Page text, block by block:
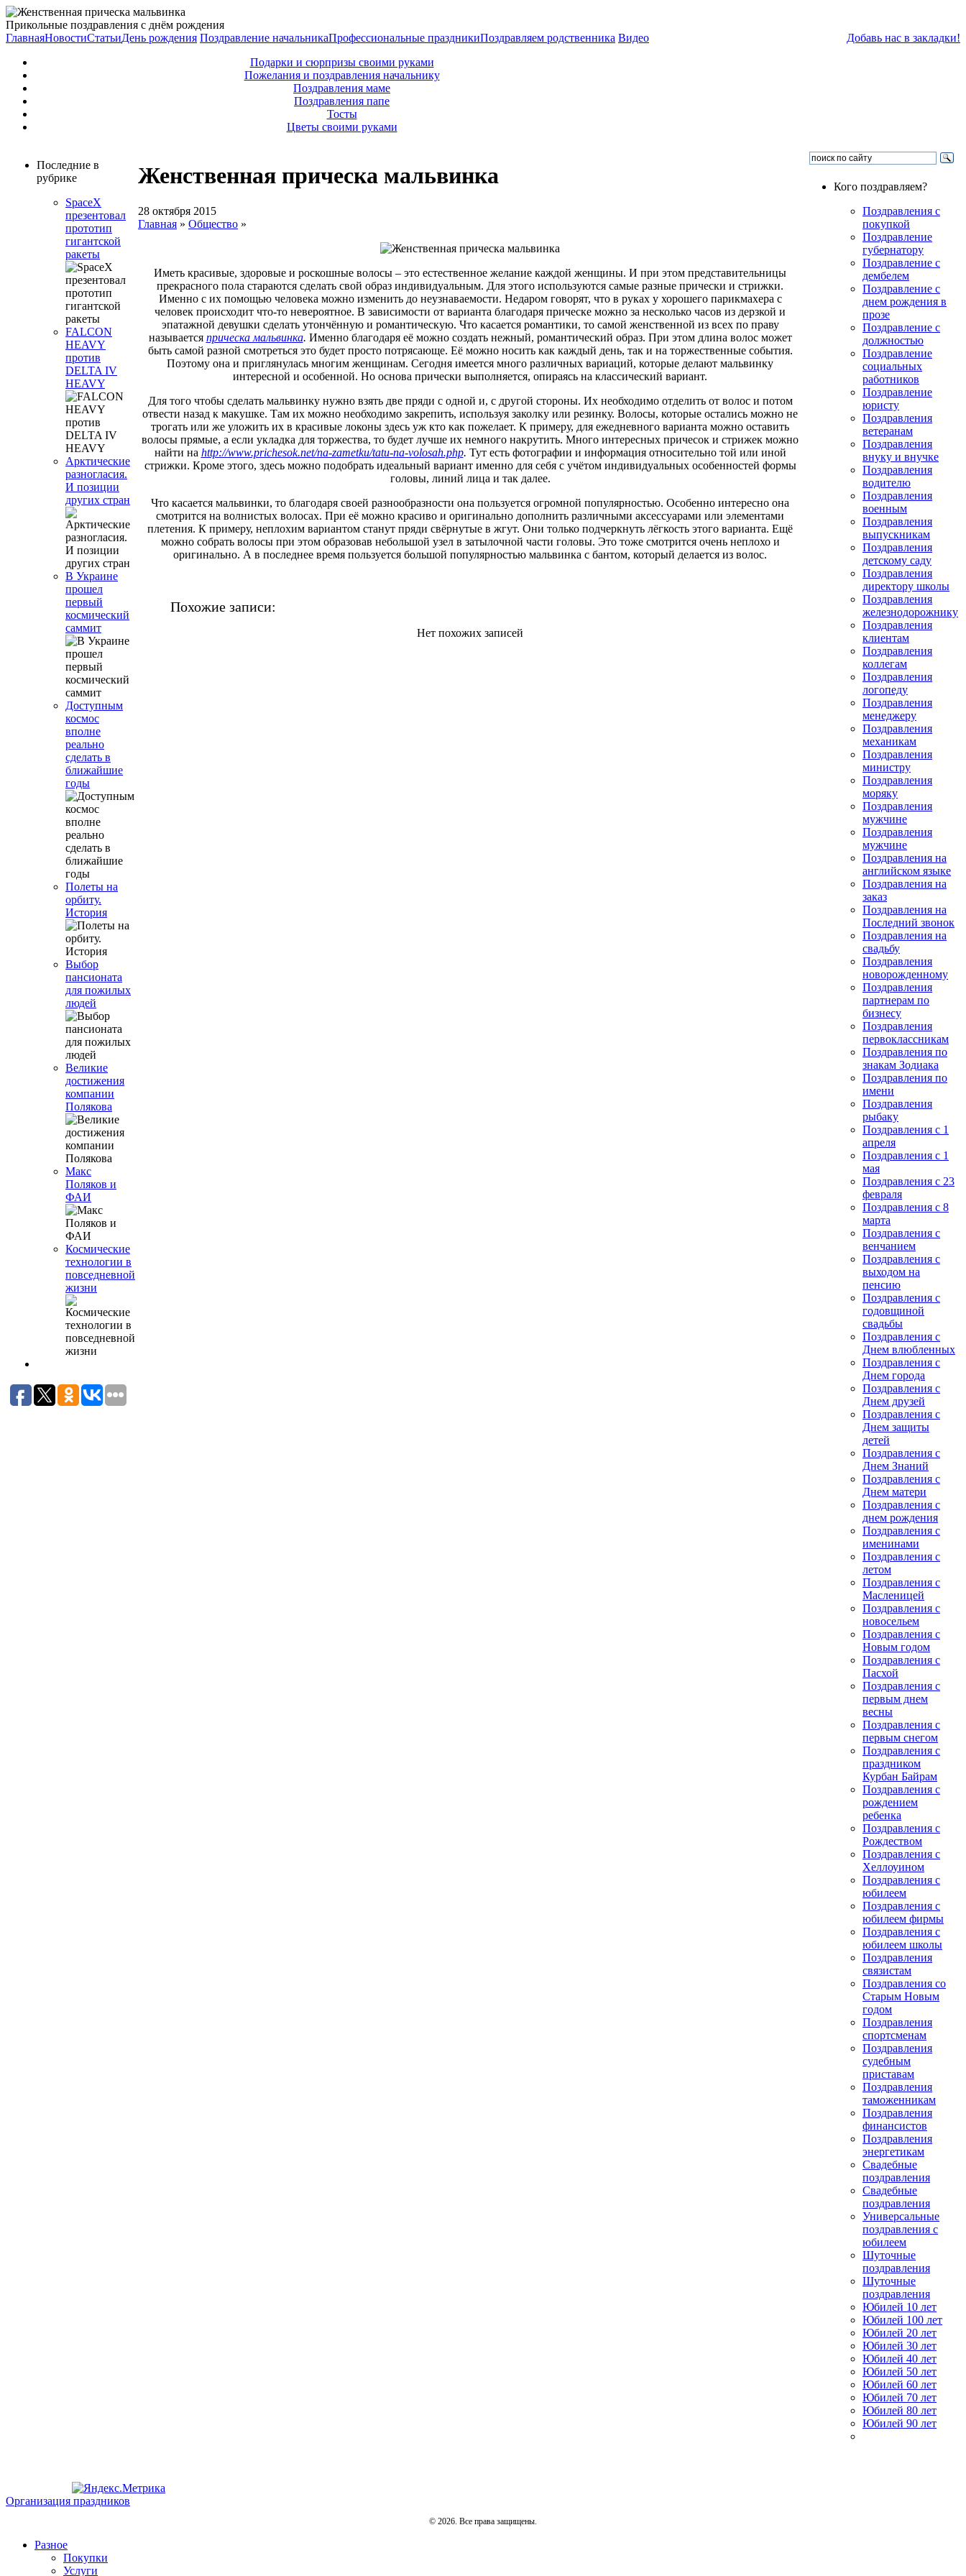
Прикольные поздравления с днём рождения
ГлавнаяНовостиСтатьиДень рождения Поздравление начальникаПрофессиональные праздникиПоздравляем родственника Видео
Подарки и сюрпризы своими руками
Пожелания и поздравления начальнику
Поздравления маме
Поздравления папе
Тосты
Цветы своими руками
Добавь нас в закладки!
Последние в
рубрике
SpaceX
презентовал
прототип
гигантской
ракеты
FALCON
HEAVY
против
DELTA IV
HEAVY
Арктические
разногласия.
И позиции
других стран
В Украине
прошел
первый
космический
саммит
Доступным
космос
вполне
реально
сделать в
ближайшие
годы
Полеты на
орбиту.
История
Выбор
пансионата
для пожилых
людей
Великие
достижения
компании
Полякова
Макс
Поляков и
ФАИ
Космические
технологии в
повседневной
жизни
Женственная прическа мальвинка
28 октября 2015
Главная » Общество »
Иметь красивые, здоровые и роскошные волосы – это естественное желание каждой женщины. И при этом представительницы
прекрасного пола стараются сделать свой образ индивидуальным. Для этого используются самые разные прически и стрижки.
Именно с их помощью человека можно изменить до неузнаваемости. Недаром говорят, что в руках у хорошего парикмахера с
человек происходит что-то невероятное. В зависимости от варианта благодаря прическе можно за несколько часов из дерзкой и
эпатажной девушки сделать утончённую и романтическую. Что касается романтики, то самой женственной из всех по праву
называется прическа мальвинка. Именно благодаря её можно создать нежный, романтический образ. При этом длина волос может
быть самой разной смотреться это будет просто потрясающе. Её можно носить как каждый день, так и на торжественные события.
Поэтому она и приглянулась многим женщинам. Сегодня имеется много различных вариаций, которые делают мальвинку
интересной и особенной. Но основа прически выполняется, опираясь на классический вариант.
Для того чтобы сделать мальвинку нужно взять две пряди с одной и, с другой стороны. Их необходимо отделить от волос и потом
отвести назад к макушке. Там их можно необходимо закрепить, используя заколку или резинку. Волосы, которые остались можно не
трогать или же уложить их в красивые локоны здесь уж кто как пожелает. К примеру, для ежедневного варианта можно оставить
волосы прямые, а если укладка для торжества, то будет лучше их немного накрутить. Много интересных причесок и стрижек можно
найти на http://www.prichesok.net/na-zametku/tatu-na-volosah.php. Тут есть фотографии и информация относительно той или иной
стрижки. Кроме этого, здесь можно подобрать идеальный вариант именно для себя с учётом индивидуальных особенностей формы
головы, линий лица и так далее.
Что касается мальвинки, то благодаря своей разнообразности она пользуется огромной популярностью. Особенно интересно она
смотрится на волнистых волосах. При её можно красиво и оригинально дополнить различными аксессуарами или элементами
плетения. К примеру, неплохим вариантом станут пряди свёрнутые в жгут. Они только подчеркнуть лёгкость этого варианта. Ещё
можно собрать волосы при этом образовав небольшой узел в затылочной части головы. Это тоже смотрится очень неплохо и
оригинально. А в последнее время пользуется большой популярностью мальвинка с бантом, который делается из волос.
Похожие записи:
Нет похожих записей
Кого поздравляем?
Поздравления с
покупкой
Поздравление
губернатору
Поздравление с
дембелем
Поздравление с
днем рождения в
прозе
Поздравление с
должностью
Поздравление
социальных
работников
Поздравление
юристу
Поздравления
ветеранам
Поздравления
внуку и внучке
Поздравления
водителю
Поздравления
военным
Поздравления
выпускникам
Поздравления
детскому саду
Поздравления
директору школы
Поздравления
железнодорожнику
Поздравления
клиентам
Поздравления
коллегам
Поздравления
логопеду
Поздравления
менеджеру
Поздравления
механикам
Поздравления
министру
Поздравления
моряку
Поздравления
мужчине
Поздравления
мужчине
Поздравления на
английском языке
Поздравления на
заказ
Поздравления на
Последний звонок
Поздравления на
свадьбу
Поздравления
новорожденному
Поздравления
партнерам по
бизнесу
Поздравления
первоклассникам
Поздравления по
знакам Зодиака
Поздравления по
имени
Поздравления
рыбаку
Поздравления с 1
апреля
Поздравления с 1
мая
Поздравления с 23
февраля
Поздравления с 8
марта
Поздравления с
венчанием
Поздравления с
выходом на
пенсию
Поздравления с
годовщиной
свадьбы
Поздравления с
Днем влюбленных
Поздравления с
Днем города
Поздравления с
Днем друзей
Поздравления с
Днем защиты
детей
Поздравления с
Днем Знаний
Поздравления с
Днем матери
Поздравления с
днем рождения
Поздравления с
именинами
Поздравления с
летом
Поздравления с
Масленицей
Поздравления с
новосельем
Поздравления с
Новым годом
Поздравления с
Пасхой
Поздравления с
первым днем
весны
Поздравления с
первым снегом
Поздравления с
праздником
Курбан Байрам
Поздравления с
рождением
ребенка
Поздравления с
Рождеством
Поздравления с
Хеллоуином
Поздравления с
юбилеем
Поздравления с
юбилеем фирмы
Поздравления с
юбилеем школы
Поздравления
связистам
Поздравления со
Старым Новым
годом
Поздравления
спортсменам
Поздравления
судебным
приставам
Поздравления
таможенникам
Поздравления
финансистов
Поздравления
энергетикам
Свадебные
поздравления
Свадебные
поздравления
Универсальные
поздравления с
юбилеем
Шуточные
поздравления
Шуточные
поздравления
Юбилей 10 лет
Юбилей 100 лет
Юбилей 20 лет
Юбилей 30 лет
Юбилей 40 лет
Юбилей 50 лет
Юбилей 60 лет
Юбилей 70 лет
Юбилей 80 лет
Юбилей 90 лет
Организация праздников
© 2026. Все права защищены.
Разное
Покупки
Услуги